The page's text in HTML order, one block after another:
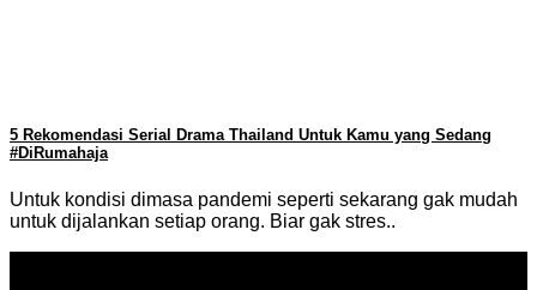
5 Rekomendasi Serial Drama Thailand Untuk Kamu yang Sedang
#DiRumahaja
Untuk kondisi dimasa pandemi seperti sekarang gak mudah
untuk dijalankan setiap orang. Biar gak stres..